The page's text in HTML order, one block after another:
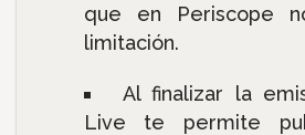
que en Periscope
limitación.
Al finalizar la
Live te permite